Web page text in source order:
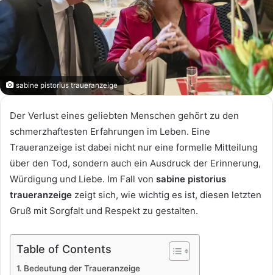
sabine pistorius traueranzeige
Der Verlust eines geliebten Menschen gehört zu den
schmerzhaftesten Erfahrungen im Leben. Eine
Traueranzeige ist dabei nicht nur eine formelle Mitteilung
über den Tod, sondern auch ein Ausdruck der Erinnerung,
Würdigung und Liebe. Im Fall von sabine pistorius
traueranzeige zeigt sich, wie wichtig es ist, diesen letzten
Gruß mit Sorgfalt und Respekt zu gestalten.
Table of Contents
Bedeutung der Traueranzeige